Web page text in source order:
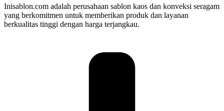
Inisablon.com adalah perusahaan sablon kaos dan konveksi seragam
yang berkomitmen untuk memberikan produk dan layanan
berkualitas tinggi dengan harga terjangkau.